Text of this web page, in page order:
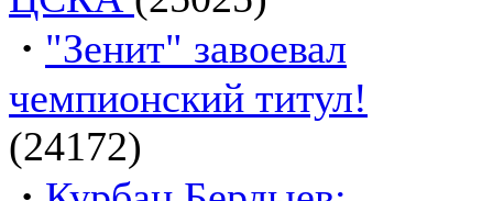
· "Зенит" завоевал
чемпионский титул!
(24172)